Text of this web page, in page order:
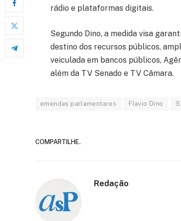
rádio e plataformas digitais.
Segundo Dino, a medida visa
destino dos recursos públicos,
veiculada em bancos públicos,
além da TV Senado e TV Câmara.
emendas parlamentares Flavio Dino
COMPARTILHE.
Redação